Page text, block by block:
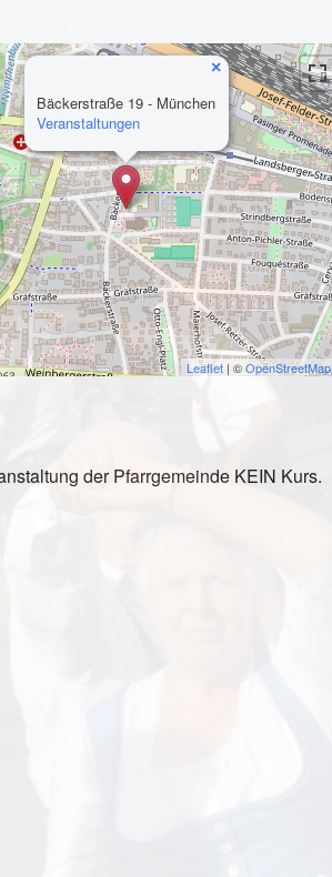
iCalendar
Bäckerstraße 19 - München
Veranstaltungen
×
Leaflet| ©OpenStreetMap
der Pfarrgemeinde KEIN Kurs.